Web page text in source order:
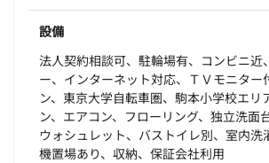
設備
法人契約相談可、駐輪場有、コンビニ近
ー、インターネット対応、ＴＶモニター
ン、東京大学自転車圏、駒本小学校エリ
ン、エアコン、フローリング、独立洗面
ウォシュレット、バストイレ別、室内洗
機置場あり、収納、保証会社利用